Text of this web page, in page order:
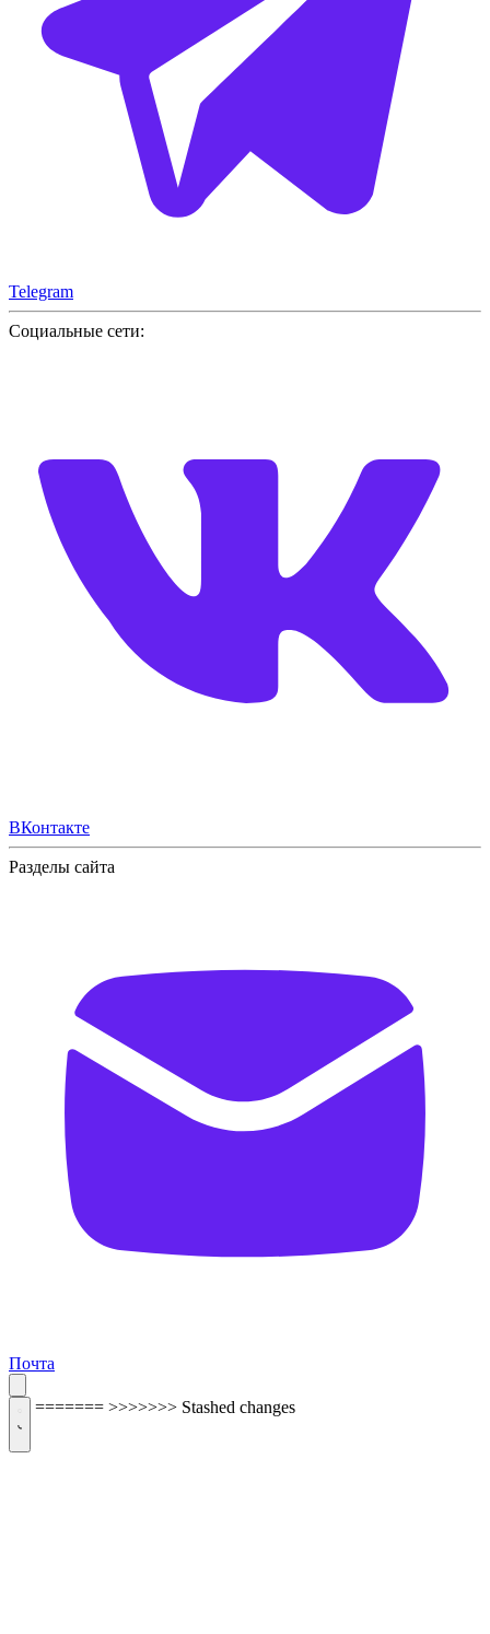
Telegram
Социальные сети:
ВКонтакте
Разделы сайта
Почта
======= >>>>>>> Stashed changes